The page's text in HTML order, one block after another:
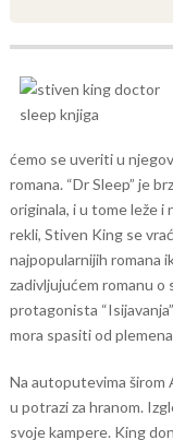
ćemo se uveriti u
romana. “Dr Sleep” je
originala, i u tome leže
rekli, Stiven King se
najpopularnijih romana
zadivljujućem romanu o
protagonista
mora spasiti od
Na autoputevima širom
u potrazi za hranom.
svoje kampere. King